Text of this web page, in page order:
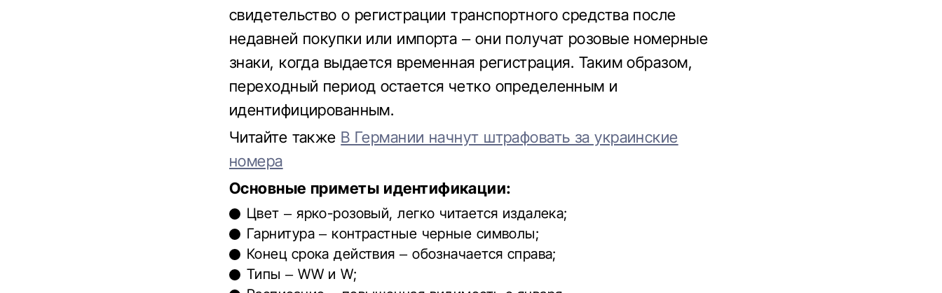
свидетельство о регистрации транспортного средства после
недавней покупки или импорта – они получат розовые номерные
знаки, когда выдается временная регистрация. Таким образом,
переходный период остается четко определенным и
идентифицированным.
Читайте также В Германии начнут штрафовать за украинские
номера
Основные приметы идентификации:
Цвет – ярко-розовый, легко читается издалека;
Гарнитура – контрастные черные символы;
Конец срока действия – обозначается справа;
Типы – WW и W;